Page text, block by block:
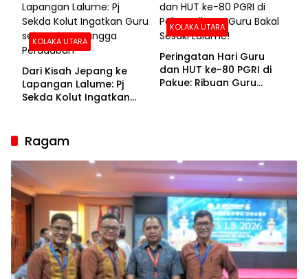
KOLAKA UTARA
Dari Kisah Jepang ke
Lapangan Lalume: Pj
Sekda Kolut Ingatkan
KOLAKA UTARA
Peringatan Hari Guru
dan HUT ke-80 PGRI di
Pakue: Ribuan Guru
Ragam